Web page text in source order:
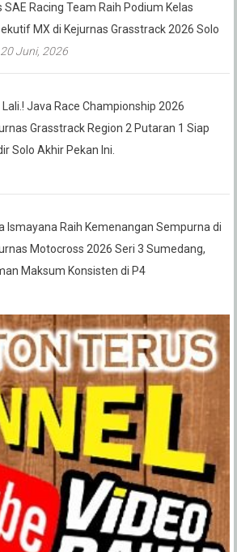
SAE Racing Team Raih Podium Kelas
MX di Kejurnas Grasstrack 2026 Solo
20 Juni, 2026
Lali.! Java Race Championship 2026
Grasstrack Region 2 Putaran 1 Siap
Solo Akhir Pekan Ini.
Ismayana Raih Kemenangan Sempurna di
Motocross 2026 Seri 3 Sumedang,
Maksum Konsisten di P4